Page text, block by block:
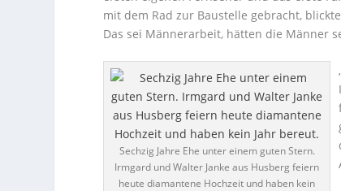
mit dem Rad zur Baustelle gebracht,
Das sei Männerarbeit, hätten die Männer
Sechzig Jahre Ehe unter einem guten Stern.
Irmgard und Walter Janke aus Husberg feiern
heute diamantene Hochzeit und haben kein